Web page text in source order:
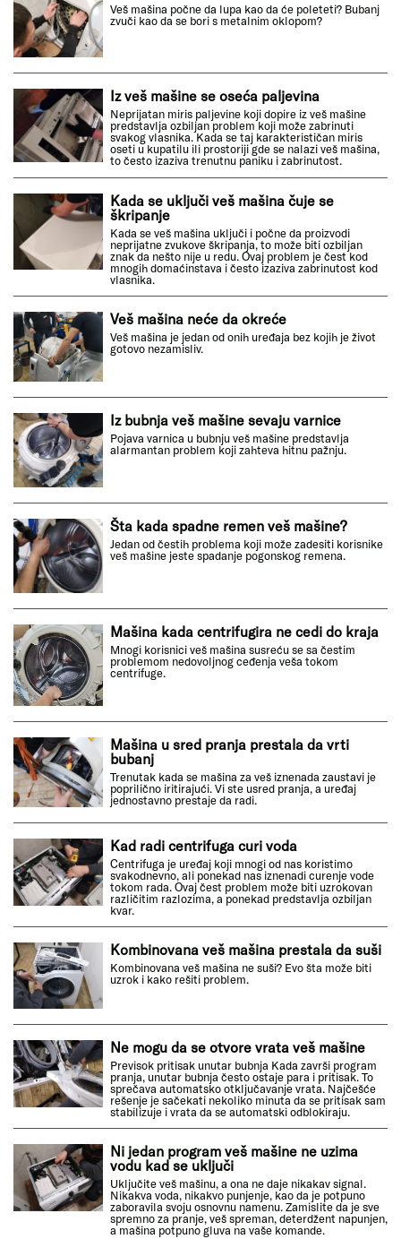
Veš mašina počne da lupa kao da će poleteti? Bubanj
zvuči kao da se bori s metalnim oklopom?
Iz veš mašine se oseća paljevina
Neprijatan miris paljevine koji dopire iz veš mašine
predstavlja ozbiljan problem koji može zabrinuti
svakog vlasnika. Kada se taj karakterističan miris
oseti u kupatilu ili prostoriji gde se nalazi veš mašina,
to često izaziva trenutnu paniku i zabrinutost.
Kada se uključi veš mašina čuje se
škripanje
Kada se veš mašina uključi i počne da proizvodi
neprijatne zvukove škripanja, to može biti ozbiljan
znak da nešto nije u redu. Ovaj problem je čest kod
mnogih domaćinstava i često izaziva zabrinutost kod
vlasnika.
Veš mašina neće da okreće
Veš mašina je jedan od onih uređaja bez kojih je život
gotovo nezamisliv.
Iz bubnja veš mašine sevaju varnice
Pojava varnica u bubnju veš mašine predstavlja
alarmantan problem koji zahteva hitnu pažnju.
Šta kada spadne remen veš mašine?
Jedan od čestih problema koji može zadesiti korisnike
veš mašine jeste spadanje pogonskog remena.
Mašina kada centrifugira ne cedi do kraja
Mnogi korisnici veš mašina susreću se sa čestim
problemom nedovoljnog ceđenja veša tokom
centrifuge.
Mašina u sred pranja prestala da vrti
bubanj
Trenutak kada se mašina za veš iznenada zaustavi je
poprilično iritirajući. Vi ste usred pranja, a uređaj
jednostavno prestaje da radi.
Kad radi centrifuga curi voda
Centrifuga je uređaj koji mnogi od nas koristimo
svakodnevno, ali ponekad nas iznenadi curenje vode
tokom rada. Ovaj čest problem može biti uzrokovan
različitim razlozima, a ponekad predstavlja ozbiljan
kvar.
Kombinovana veš mašina prestala da suši
Kombinovana veš mašina ne suši? Evo šta može biti
uzrok i kako rešiti problem.
Ne mogu da se otvore vrata veš mašine
Previsok pritisak unutar bubnja Kada završi program
pranja, unutar bubnja često ostaje para i pritisak. To
sprečava automatsko otključavanje vrata. Najčešće
rešenje je sačekati nekoliko minuta da se pritisak sam
stabilizuje i vrata da se automatski odblokiraju.
Ni jedan program veš mašine ne uzima
vodu kad se uključi
Uključite veš mašinu, a ona ne daje nikakav signal.
Nikakva voda, nikakvo punjenje, kao da je potpuno
zaboravila svoju osnovnu namenu. Zamislite da je sve
spremno za pranje, veš spreman, deterdžent napunjen,
a mašina potpuno gluva na vaše komande.